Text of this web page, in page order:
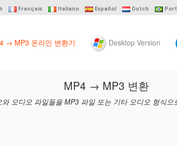
Français Italiano Español Dutch
→ MP3 온라인 변환기 Desktop Version
MP4 → MP3 변환
오디오 파일들을 MP3 파일 또는 기타 오디오 형식으